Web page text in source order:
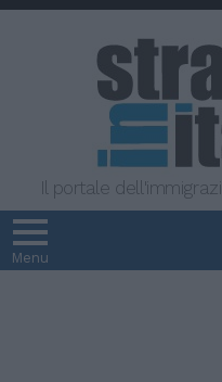
Il portale
Menu